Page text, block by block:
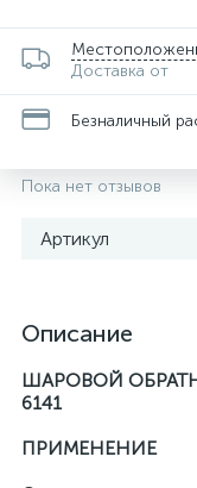
Доставка от
Безналичный
Пока нет отзывов
Артикул
Описание
ШАРОВОЙ
6141
ПРИМЕНЕНИЕ